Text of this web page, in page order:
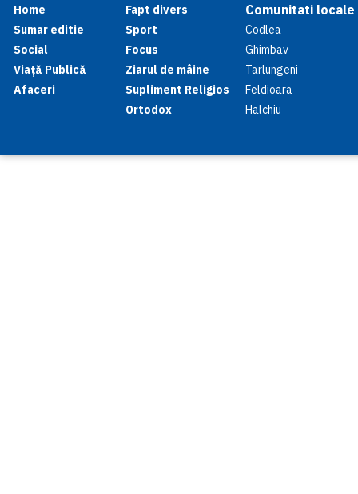
Home
Sumar editie
Social
Viață Publică
Afaceri
Fapt divers
Sport
Focus
Ziarul de mâine
Supliment Religios
Ortodox
Comunitati locale
Codlea
Ghimbav
Tarlungeni
Feldioara
Halchiu